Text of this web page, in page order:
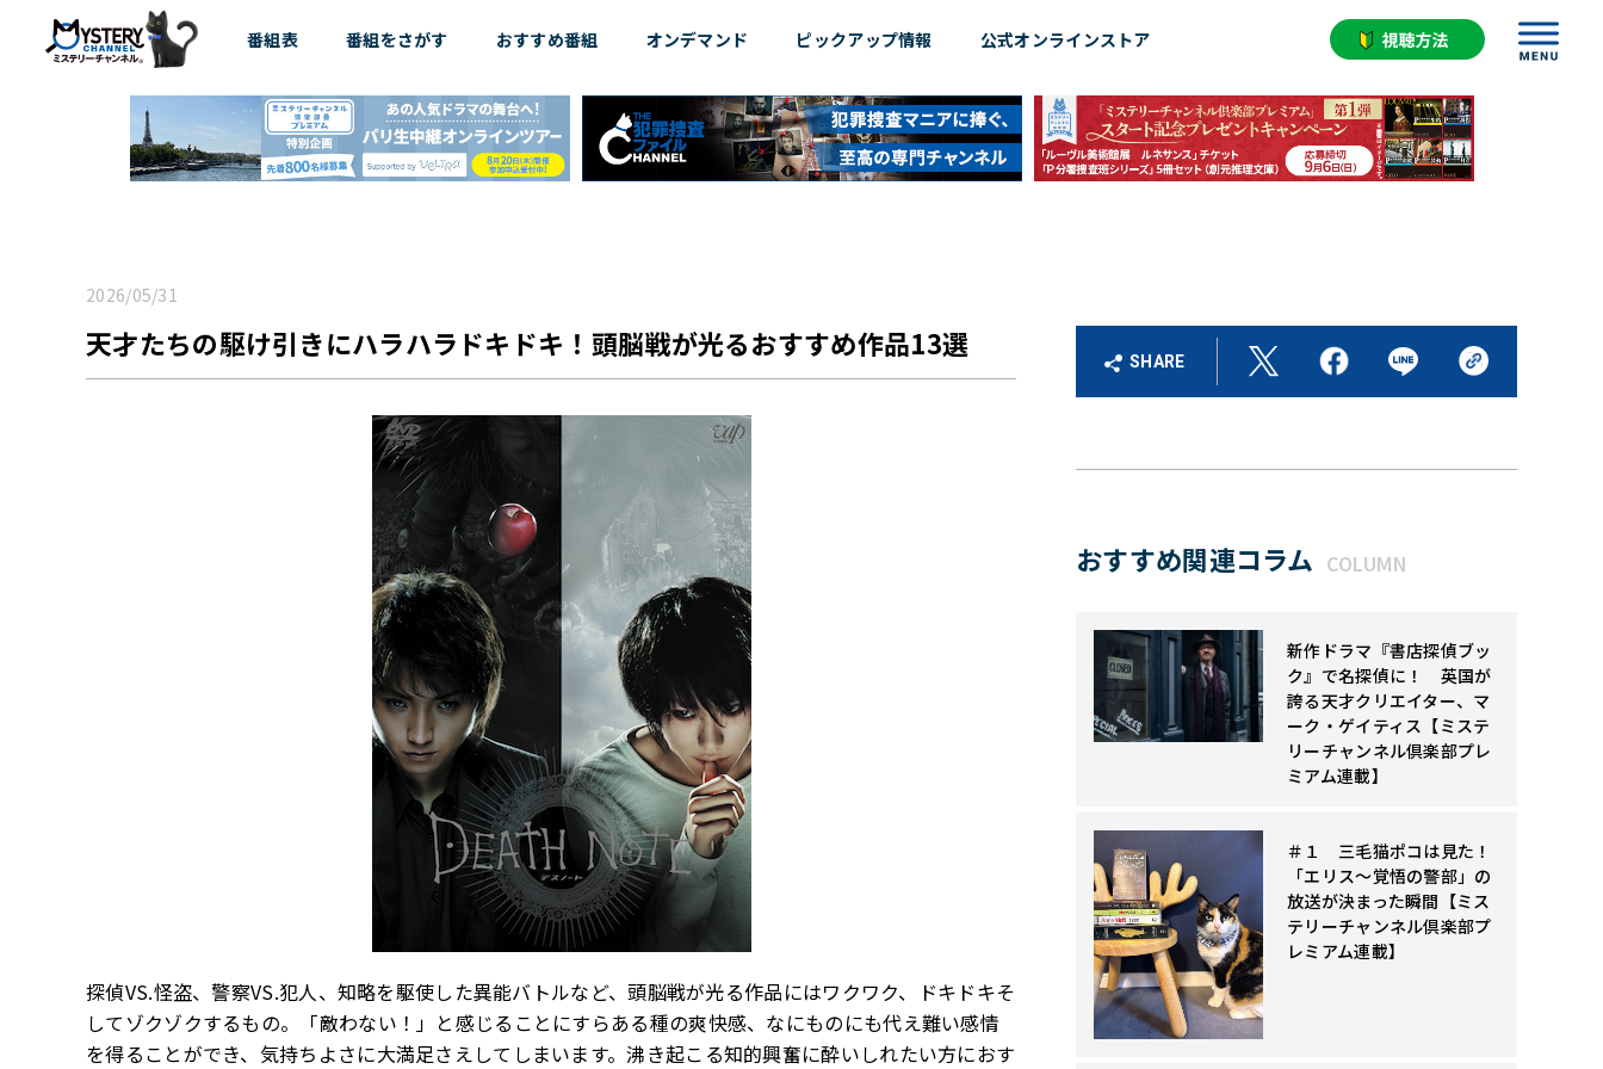
番組表 番組をさがす おすすめ番組 オンデマンド ピックアップ情報 公式オンラインストア
2026/05/31
天才たちの駆け引きにハラハラドキドキ！頭脳戦が光るおすすめ作品13選
探偵VS.怪盗、警察VS.犯人、知略を駆使した異能バトルなど、頭脳戦が光る作品にはワクワク、ドキドキそ
してゾクゾクするもの。「敵わない！」と感じることにすらある種の爽快感、なにものにも代え難い感情
を得ることができ、気持ちよさに大満足さえしてしまいます。沸き起こる知的興奮に酔いしれたい方におす
SHARE
おすすめ関連コラム COLUMN
新作ドラマ『書店探偵ブッ
ク』で名探偵に！ 英国が
誇る天才クリエイター、マ
ーク・ゲイティス【ミステ
リーチャンネル倶楽部プレ
ミアム連載】
＃１ 三毛猫ポコは見た！
「エリス～覚悟の警部」の
放送が決まった瞬間【ミス
テリーチャンネル倶楽部プ
レミアム連載】